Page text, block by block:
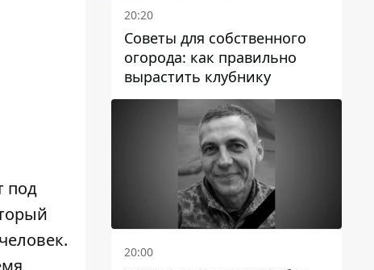
под
20:20
Советы для собственного
огорода: как правильно
вырастить клубнику
20:00